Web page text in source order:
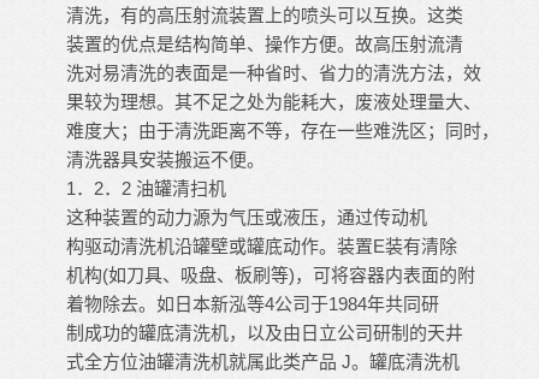
清洗，有的高压射流装置上的喷头可以互换。这类
装置的优点是结构简单、操作方便。故高压射流清
洗对易清洗的表面是一种省时、省力的清洗方法，效
果较为理想。其不足之处为能耗大，废液处理量大、
难度大；由于清洗距离不等，存在一些难洗区；同时，
清洗器具安装搬运不便。
1．2．2 油罐清扫机
这种装置的动力源为气压或液压，通过传动机
构驱动清洗机沿罐壁或罐底动作。装置E装有清除
机构(如刀具、吸盘、板刷等)，可将容器内表面的附
着物除去。如日本新泓等4公司于1984年共同研
制成功的罐底清洗机，以及由日立公司研制的天井
式全方位油罐清洗机就属此类产品 J。罐底清洗机